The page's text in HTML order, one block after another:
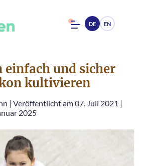
DE EN
einfach und sicher
kultivieren
| Veröffentlicht am 07. Juli 2021 |
2025